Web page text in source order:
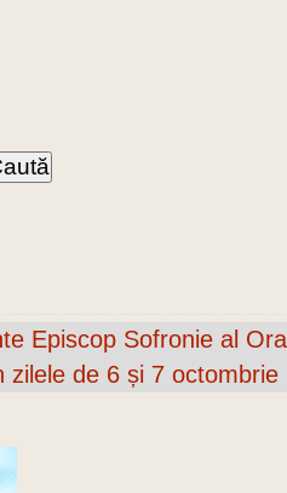
Episcop Sofronie al
zilele de 6 și 7 octombrie